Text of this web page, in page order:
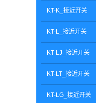
KT-K_接近开关
KT-L_接近开关
KT-LJ_接近开关
KT-LT_接近开关
KT-LG_接近开关